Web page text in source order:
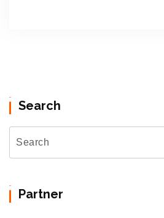
Search
Partner